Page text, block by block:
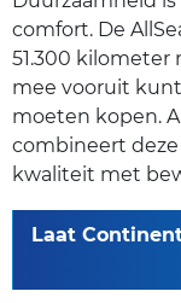
comfort. De
51.300 kilometer
mee vooruit
moeten kopen.
combineert
kwaliteit met
Laat